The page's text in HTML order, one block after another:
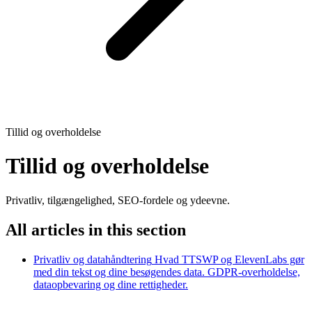
Tillid og overholdelse
Tillid og overholdelse
Privatliv, tilgængelighed, SEO-fordele og ydeevne.
All articles in this section
Privatliv og datahåndtering Hvad TTSWP og ElevenLabs gør
med din tekst og dine besøgendes data. GDPR-overholdelse,
dataopbevaring og dine rettigheder.